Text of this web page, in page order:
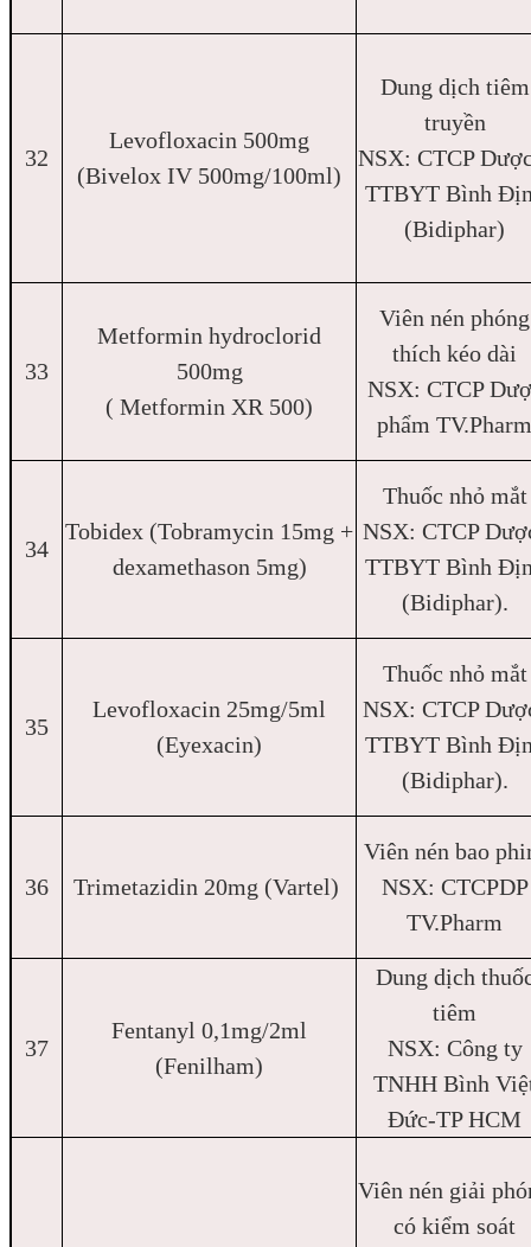
32
Levofloxacin 500mg
(Bivelox IV 500mg/100ml)
Dung dịch tiêm
truyền
NSX: CTCP
TTBYT Bình
(Bidiphar)
33
Metformin hydroclorid
500mg
( Metformin XR 500)
Viên nén phóng
thích kéo dài
NSX: CTCP
phẩm TV.Pharm
34
Tobidex (Tobramycin 15mg +
dexamethason 5mg)
Thuốc nhỏ mắt
NSX: CTCP
TTBYT Bình
(Bidiphar).
35
Levofloxacin 25mg/5ml
(Eyexacin)
Thuốc nhỏ mắt
NSX: CTCP
TTBYT Bình
(Bidiphar).
36 Trimetazidin 20mg (Vartel)
Viên nén bao
NSX: CTCPDP
TV.Pharm
37
Fentanyl 0,1mg/2ml
(Fenilham)
Dung dịch
tiêm
NSX: Công ty
TNHH Bình
Đức-TP HCM
Viên nén giải
có kiểm soát